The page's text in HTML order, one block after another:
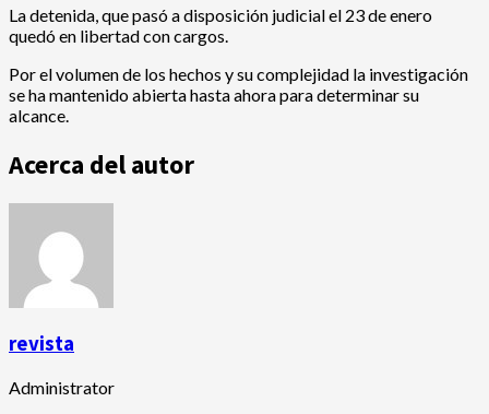
La detenida, que pasó a disposición judicial el 23 de enero
quedó en libertad con cargos.
Por el volumen de los hechos y su complejidad la investigación
se ha mantenido abierta hasta ahora para determinar su
alcance.
Acerca del autor
revista
Administrator